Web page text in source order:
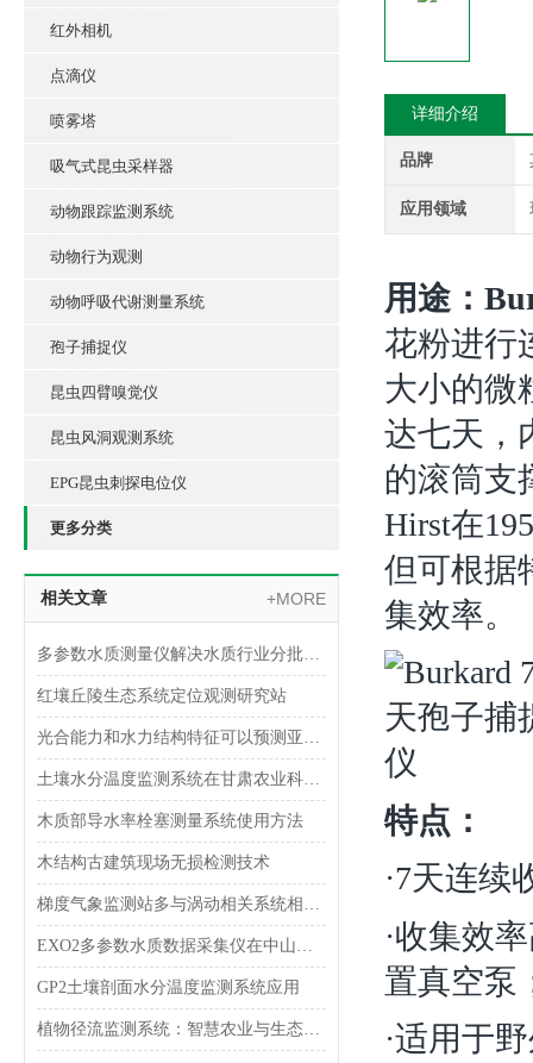
红外相机
点滴仪
喷雾塔
吸气式昆虫采样器
动物跟踪监测系统
动物行为观测
动物呼吸代谢测量系统
孢子捕捉仪
昆虫四臂嗅觉仪
昆虫风洞观测系统
EPG昆虫刺探电位仪
更多分类
相关文章 +MORE
多参数水质测量仪解决水质行业分批检测耗时的苦恼
红壤丘陵生态系统定位观测研究站
光合能力和水力结构特征可以预测亚热带常绿阔叶林树木生长速率
土壤水分温度监测系统在甘肃农业科学院顺利验收
木质部导水率栓塞测量系统使用方法
木结构古建筑现场无损检测技术
梯度气象监测站多与涡动相关系统相结合的作用
EXO2多参数水质数据采集仪在中山大学成功应用
GP2土壤剖面水分温度监测系统应用
植物径流监测系统：智慧农业与生态保护的新工具
详细介绍
品牌
应用领域
用途：
花粉进行
大小的微
达七天，
的滚筒支
Hirst在
但可根据
集效率。
特点：
·7天连续
·收集效
置真空泵
·适用于